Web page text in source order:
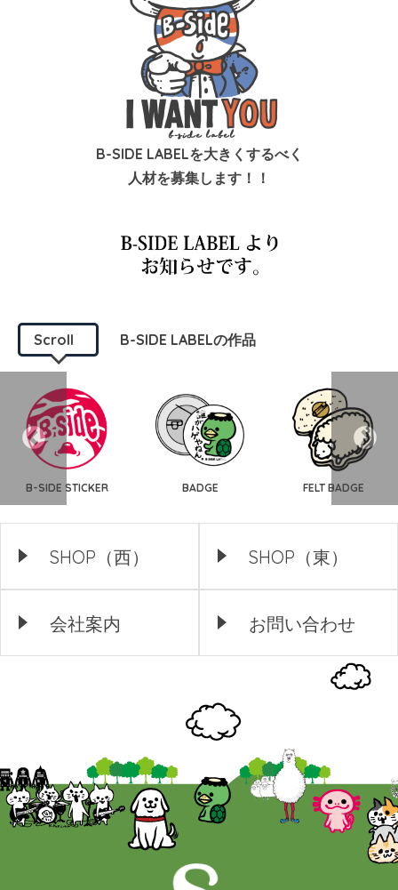
B-SIDE LABELを大きくするべく
人材を募集します！！
Scroll B-SIDE LABELの作品
B-SIDE STICKER BADGE FELT BADGE
SHOP（西） SHOP（東）
会社案内 お問い合わせ